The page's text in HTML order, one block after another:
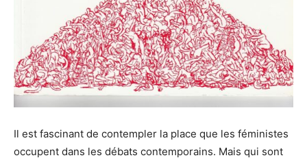
Il est fascinant de contempler la place que les féministes
occupent dans les débats contemporains. Mais qui sont